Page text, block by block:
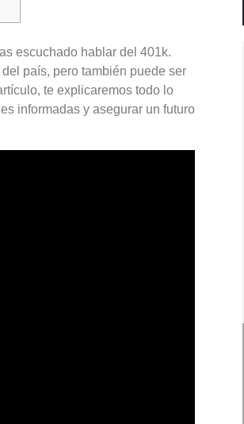
escuchado hablar del 401k.
país, pero también puede ser
te explicaremos todo lo
informadas y asegurar un futuro